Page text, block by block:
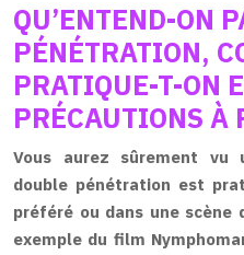
QU’ENTEND-ON
PÉNÉTRATION,
PRATIQUE-T-ON
PRÉCAUTIONS À
Vous aurez sûrement vu
double pénétration est
préféré ou dans une scène
exemple du film